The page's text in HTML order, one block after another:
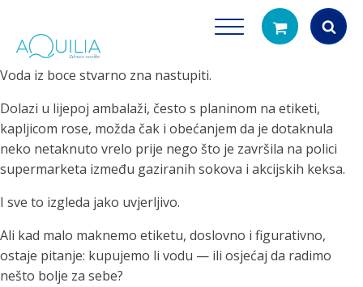
Products
Voda iz boce stvarno zna nastupiti.
Dolazi u lijepoj ambalaži, često s planinom na etiketi,
kapljicom rose, možda čak i obećanjem da je dotaknula
neko netaknuto vrelo prije nego što je završila na polici
supermarketa između gaziranih sokova i akcijskih keksa.
I sve to izgleda jako uvjerljivo.
Ali kad malo maknemo etiketu, doslovno i figurativno,
ostaje pitanje: kupujemo li vodu — ili osjećaj da radimo
nešto bolje za sebe?
Tuš glave
filtriranje vode za tuširanje
Vrčevi za